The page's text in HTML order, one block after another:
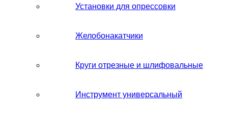
Установки для опрессовки
Желобонакатчики
Круги отрезные и шлифовальные
Инструмент универсальный